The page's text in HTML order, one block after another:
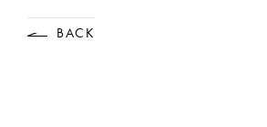
BACK